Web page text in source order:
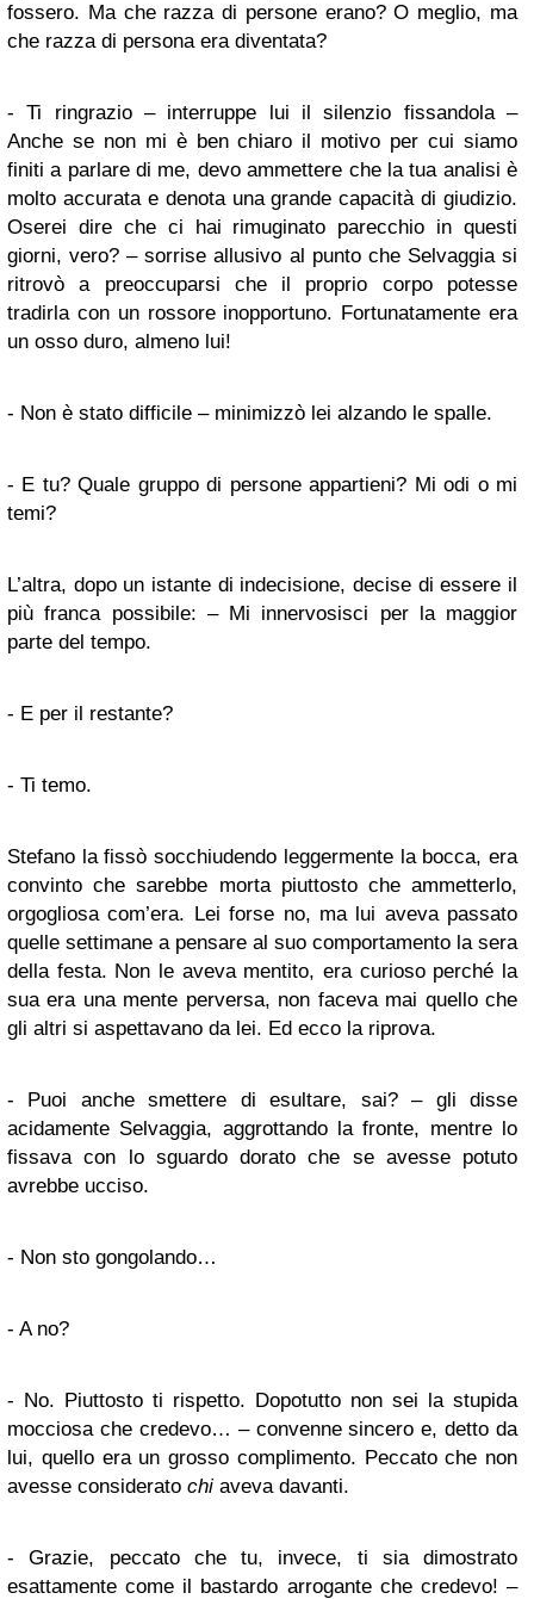
fossero. Ma che razza di persone erano? O meglio, ma
che razza di persona era diventata?
- Ti ringrazio – interruppe lui il silenzio fissandola –
Anche se non mi è ben chiaro il motivo per cui siamo
finiti a parlare di me, devo ammettere che la tua analisi è
molto accurata e denota una grande capacità di giudizio.
Oserei dire che ci hai rimuginato parecchio in questi
giorni, vero? – sorrise allusivo al punto che Selvaggia si
ritrovò a preoccuparsi che il proprio corpo potesse
tradirla con un rossore inopportuno. Fortunatamente era
un osso duro, almeno lui!
- Non è stato difficile – minimizzò lei alzando le spalle.
- E tu? Quale gruppo di persone appartieni? Mi odi o mi
temi?
L’altra, dopo un istante di indecisione, decise di essere il
più franca possibile: – Mi innervosisci per la maggior
parte del tempo.
- E per il restante?
- Ti temo.
Stefano la fissò socchiudendo leggermente la bocca, era
convinto che sarebbe morta piuttosto che ammetterlo,
orgogliosa com’era. Lei forse no, ma lui aveva passato
quelle settimane a pensare al suo comportamento la sera
della festa. Non le aveva mentito, era curioso perché la
sua era una mente perversa, non faceva mai quello che
gli altri si aspettavano da lei. Ed ecco la riprova.
- Puoi anche smettere di esultare, sai? – gli disse
acidamente Selvaggia, aggrottando la fronte, mentre lo
fissava con lo sguardo dorato che se avesse potuto
avrebbe ucciso.
- Non sto gongolando…
- A no?
- No. Piuttosto ti rispetto. Dopotutto non sei la stupida
mocciosa che credevo… – convenne sincero e, detto da
lui, quello era un grosso complimento. Peccato che non
avesse considerato chi aveva davanti.
- Grazie, peccato che tu, invece, ti sia dimostrato
esattamente come il bastardo arrogante che credevo! –